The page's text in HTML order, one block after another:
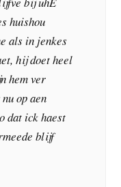
huishou
als in jenkes
hij doet heel
hem ver
op aen
dat ick haest
blijf